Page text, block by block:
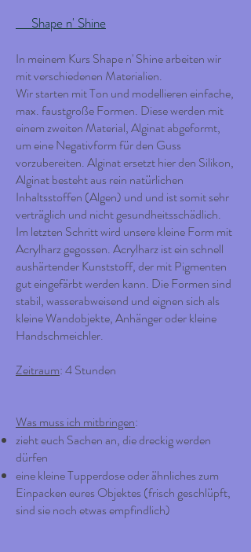
Shape n' Shine
In meinem Kurs Shape n' Shine arbeiten wir
mit verschiedenen Materialien.
Wir starten mit Ton und modellieren einfache,
max. faustgroße Formen. Diese werden mit
einem zweiten Material, Alginat abgeformt,
um eine Negativform für den Guss
vorzubereiten. Alginat ersetzt hier den Silikon,
Alginat besteht aus rein natürlichen
Inhaltsstoffen (Algen) und und ist somit sehr
verträglich und nicht gesundheitsschädlich.
Im letzten Schritt wird unsere kleine Form mit
Acrylharz gegossen. Acrylharz ist ein schnell
aushärtender Kunststoff, der mit Pigmenten
gut eingefärbt werden kann. Die Formen sind
stabil, wasserabweisend und eignen sich als
kleine Wandobjekte, Anhänger oder kleine
Handschmeichler.
Zeitraum: 4 Stunden
Was muss ich mitbringen:
zieht euch Sachen an, die dreckig werden
dürfen
eine kleine Tupperdose oder ähnliches zum
Einpacken eures Objektes (frisch geschlüpft,
sind sie noch etwas empfindlich)